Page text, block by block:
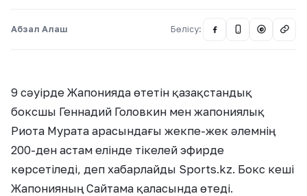
Абзал Алаш Бөлісу: @
9 сәуірде Жапонияда өтетін қазақстандық
боксшы Геннадий Головкин мен жапониялық
Риота Мурата арасындағы жекпе-жек әлемнің
200-ден астам елінде тікелей эфирде
көрсетіледі, деп хабарлайды Sports.kz. Бокс кеші
Жапонияның Сайтама қаласында өтеді.